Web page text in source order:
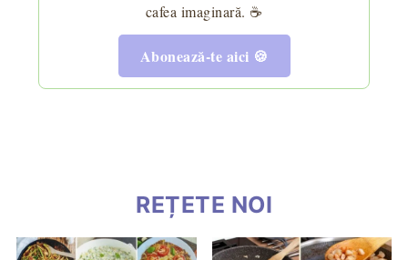
cafea imaginară. ☕
Abonează-te aici 🍪
REȚETE NOI